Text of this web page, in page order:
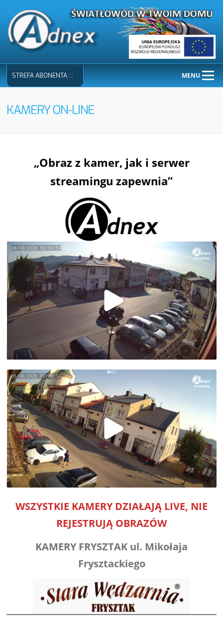
content
STREFA ABONENTA ::: MENU
KAMERY ON-LINE
„Obraz z kamer, jak i serwer
streamingu zapewnia”
WSZYSTKIE KAMERY DZIAŁAJĄ LIVE, NIE
REJESTRUJĄ OBRAZÓW
KAMERY FRYSZTAK ul. Mikołaja
Frysztackiego